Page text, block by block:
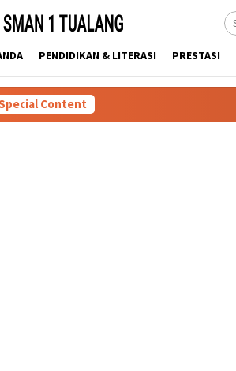
PENDIDIKAN & LITERASI PRESTASI
Content